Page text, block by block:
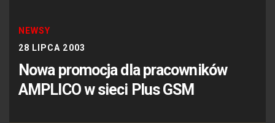
NEWSY
28 LIPCA 2003
Nowa promocja dla pracowników
AMPLICO w sieci Plus GSM